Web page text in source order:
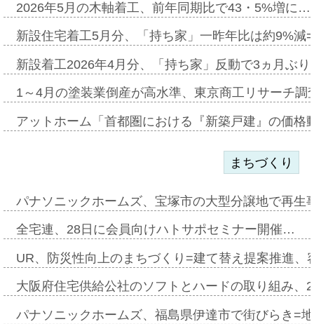
2026年5月の木軸着工、前年同期比で43・5%増に…
新設住宅着工5月分、「持ち家」一昨年比は約9%
新設着工2026年4月分、「持ち家」反動で3ヵ月ぶ
1～4月の塗装業倒産が高水準、東京商工リサーチ
アットホーム「首都圏における『新築戸建』の価
まちづくり
パナソニックホームズ、宝塚市の大型分譲地で再
全宅連、28日に会員向けハトサポセミナー開催…
UR、防災性向上のまちづくり=建て替え提案推進
大阪府住宅供給公社のソフトとハードの取り組み
パナソニックホームズ、福島県伊達市で街びらき=